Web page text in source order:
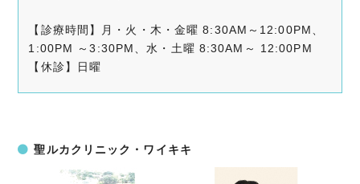
【診療時間】月・火・木・金曜 8:30AM～12:00PM、
1:00PM ～3:30PM、水・土曜 8:30AM～ 12:00PM
【休診】日曜
聖ルカクリニック・ワイキキ